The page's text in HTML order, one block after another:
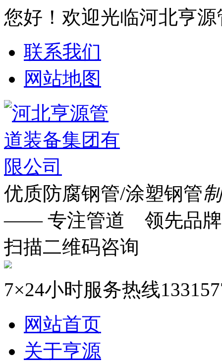
您好！欢迎光临河北亨
联系我们
网站地图
优质防腐钢管/涂塑钢管
—— 专注管道 领先品
扫描二维码咨询
7×24小时服务热线
网站首页
关于亨源